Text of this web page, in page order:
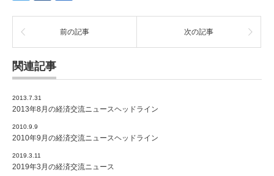
前の記事 次の記事
関連記事
2013.7.31
2013年8月の経済交流ニュースヘッドライン
2010.9.9
2010年9月の経済交流ニュースヘッドライン
2019.3.11
2019年3月の経済交流ニュース